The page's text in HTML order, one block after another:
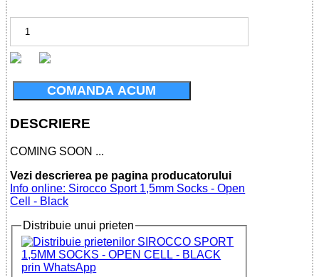
COMANDA ACUM
DESCRIERE
COMING SOON ...
Vezi descrierea pe pagina producatorului
Info online: Sirocco Sport 1,5mm Socks - Open
Cell - Black
Distribuie unui prieten